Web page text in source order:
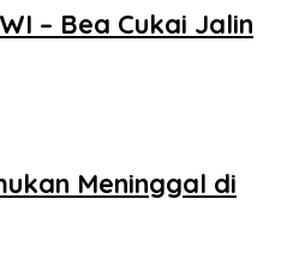
– Bea Cukai Jalin
Meninggal di